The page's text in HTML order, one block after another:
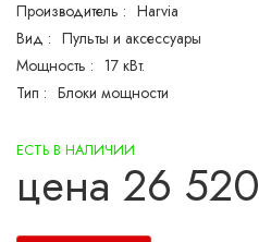
Производитель : Harvia
Вид : Пульты и аксессуары
Мощность :
17 кВт.
Тип : Блоки мощности
ЕСТЬ В НАЛИЧИИ
цена 26 520